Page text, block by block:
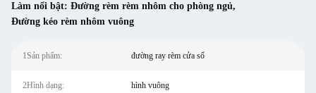
Làm nổi bật: Đường rèm rèm nhôm cho phòng ngủ,
Đường kéo rèm nhôm vuông
1Sản phẩm: đường ray rèm cửa sổ
2Hình dạng: hình vuông